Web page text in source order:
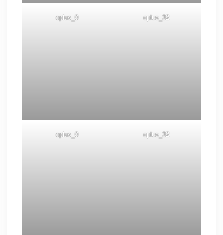
oplus_0 oplus_32
oplus_0 oplus_32